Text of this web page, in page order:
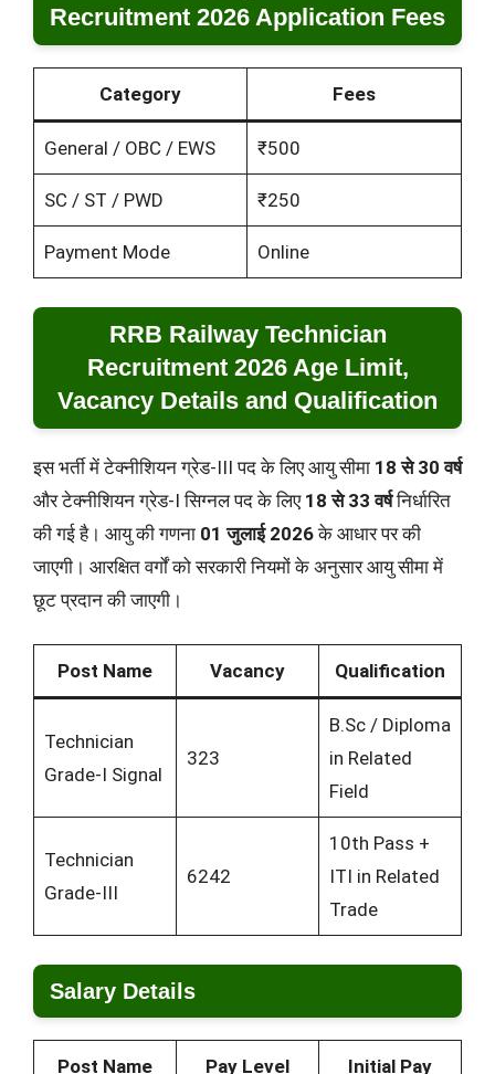
Recruitment 2026 Application Fees
Category Fees
General / OBC / EWS ₹500
SC / ST / PWD ₹250
Payment Mode Online
RRB Railway Technician
Recruitment 2026 Age Limit,
Vacancy Details and Qualification
इस भर्ती में टेक्नीशियन ग्रेड-III पद के लिए आयु सीमा 18 से 30 वर्ष
और टेक्नीशियन ग्रेड-I सिग्नल पद के लिए 18 से 33 वर्षनिर्धारित
की गई है। आयु की गणना 01 जुलाई 2026के आधार पर की
जाएगी। आरक्षित वर्गों को सरकारी नियमों के अनुसार आयु सीमा में
छूट प्रदान की जाएगी।
Post Name Vacancy Qualification
Technician
Grade-I Signal
323
B.Sc / Diploma
in Related
Field
Technician
Grade-III
6242
10th Pass +
ITI in Related
Trade
Salary Details
Post Name Pay Level Initial Pay